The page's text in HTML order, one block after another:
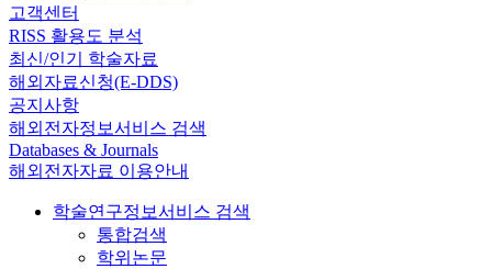
고객센터
RISS 활용도 분석
최신/인기 학술자료
해외자료신청(E-DDS)
공지사항
해외전자정보서비스 검색
Databases & Journals
해외전자자료 이용안내
학술연구정보서비스 검색
통합검색
학위논문